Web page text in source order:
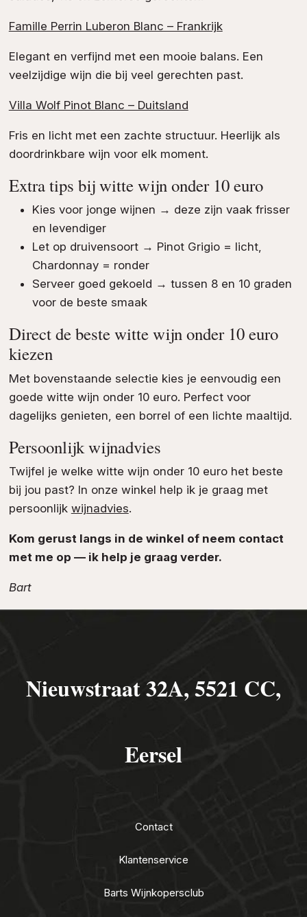
Famille Perrin Luberon Blanc – Frankrijk
Elegant en verfijnd met een mooie balans. Een
veelzijdige wijn die bij veel gerechten past.
Villa Wolf Pinot Blanc – Duitsland
Fris en licht met een zachte structuur. Heerlijk als
doordrinkbare wijn voor elk moment.
Extra tips bij witte wijn onder 10 euro
Kies voor jonge wijnen → deze zijn vaak frisser
en levendiger
Let op druivensoort → Pinot Grigio = licht,
Chardonnay = ronder
Serveer goed gekoeld → tussen 8 en 10 graden
voor de beste smaak
Direct de beste witte wijn onder 10 euro
kiezen
Met bovenstaande selectie kies je eenvoudig een
goede witte wijn onder 10 euro. Perfect voor
dagelijks genieten, een borrel of een lichte maaltijd.
Persoonlijk wijnadvies
Twijfel je welke witte wijn onder 10 euro het beste
bij jou past? In onze winkel help ik je graag met
persoonlijk wijnadvies.
Kom gerust langs in de winkel of neem contact
met me op — ik help je graag verder.
Bart
Nieuwstraat 32A, 5521 CC,
Eersel
Contact
Klantenservice
Barts Wijnkopersclub